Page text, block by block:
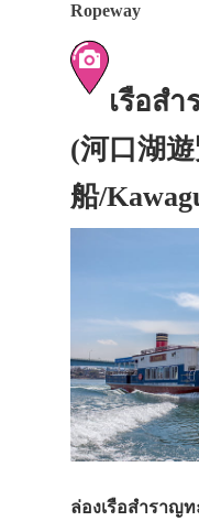
Ropeway
เรือส
(河口湖
船/
ล่องเรือสำราญ